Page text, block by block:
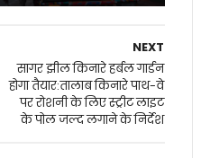
NEXT
सागर झील किनारे हर्बल गार्डन
होगा तैयार:तालाब किनारे पाथ-वे
पर रोशनी के लिए स्ट्रीट लाइट
के पोल जल्द लगाने के निर्देश